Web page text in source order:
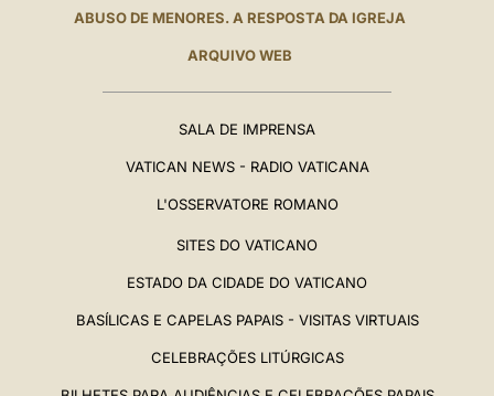
ABUSO DE MENORES. A RESPOSTA DA IGREJA
ARQUIVO WEB
SALA DE IMPRENSA
VATICAN NEWS - RADIO VATICANA
L'OSSERVATORE ROMANO
SITES DO VATICANO
ESTADO DA CIDADE DO VATICANO
BASÍLICAS E CAPELAS PAPAIS - VISITAS VIRTUAIS
CELEBRAÇÕES LITÚRGICAS